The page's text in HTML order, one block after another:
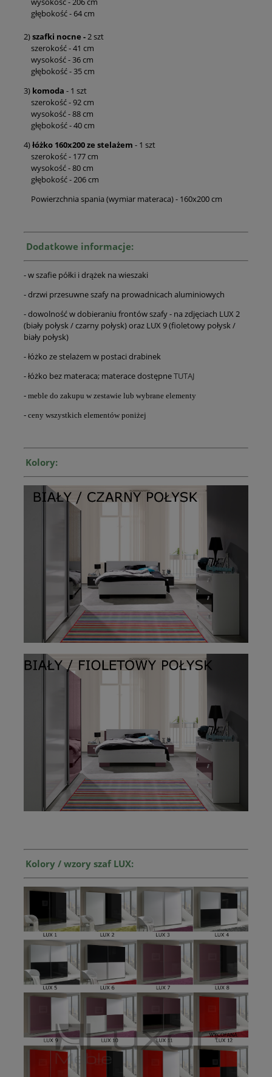
głębokość - 64 cm
2)szafki nocne -2 szt
szerokość - 41 cm
wysokość - 36 cm
głębokość - 35 cm
3) komoda - 1 szt
szerokość - 92 cm
wysokość - 88 cm
głębokość - 40 cm
4)łóżko 160x200 ze stelażem - 1 szt
szerokość - 177 cm
wysokość - 80 cm
głębokość - 206 cm
Powierzchnia spania (wymiar materaca) - 160x200 cm
Dodatkowe informacje:
- w szafie półki i drążek na wieszaki
- drzwi przesuwne szafy na prowadnicach aluminiowych
- dowolność w dobieraniu frontów szafy - na zdjęciach LUX 2
(biały połysk / czarny połysk) oraz LUX 9 (fioletowy połysk /
biały połysk)
- łóżko ze stelażem w postaci drabinek
- łóżko bez materaca; materace dostępneTUTAJ
- meble do zakupu w zestawie lub wybrane elementy
- ceny wszystkich elementów poniżej
Kolory:
Kolory / wzory szaf LUX: